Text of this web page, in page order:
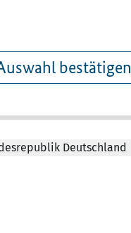
bestätigen
Deutschland